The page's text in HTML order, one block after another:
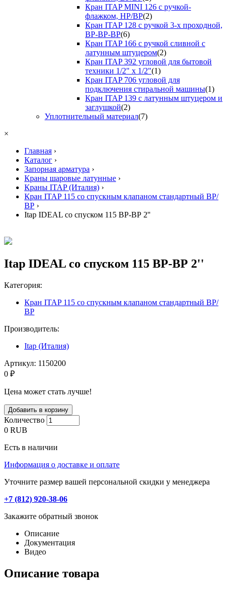
Кран ITAP MINI 126 с ручкой-
флажком, НР/ВР(2)
Кран ITAP 128 с ручкой 3-х проходной,
ВР-ВР-ВР(6)
Кран ITAP 166 с ручкой сливной с
латунным штуцером(2)
Кран ITAP 392 угловой для бытовой
техники 1/2" х 1/2"(1)
Кран ITAP 706 угловой для
подключения стиральной машины(1)
Кран ITAP 139 с латунным штуцером и
заглушкой(2)
Уплотнительный материал(7)
×
Главная ›
Каталог ›
Запорная арматура ›
Краны шаровые латунные ›
Краны ITAP (Италия) ›
Кран ITAP 115 со спускным клапаном стандартный ВР/
ВР ›
Itap IDEAL со спуском 115 ВР-ВР 2''
Itap IDEAL со спуском 115 ВР-ВР 2''
Категория:
Кран ITAP 115 со спускным клапаном стандартный ВР/
ВР
Производитель:
Itap (Италия)
Артикул: 1150200
0 ₽
Цена может стать лучше!
Количество
0 RUB
Есть в наличии
Информация о доставке и оплате
Уточните размер вашей персональной скидки у менеджера
+7 (812) 920-38-06
Закажите обратный звонок
Описание
Документация
Видео
Описание товара